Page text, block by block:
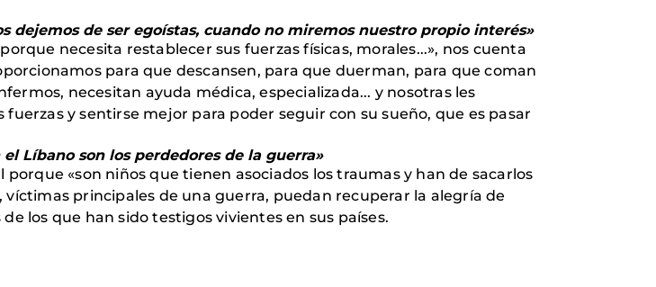
dejemos de ser egoístas, cuando no miremos nuestro propio interés»
necesita restablecer sus fuerzas físicas, morales...», nos cuenta
para que descansen, para que duerman, para que coman
necesitan ayuda médica, especializada... y nosotras les
y sentirse mejor para poder seguir con su sueño, que es pasar
Líbano son los perdedores de la guerra»
«son niños que tienen asociados los traumas y han de sacarlos
principales de una guerra, puedan recuperar la alegría de
los que han sido testigos vivientes en sus países.